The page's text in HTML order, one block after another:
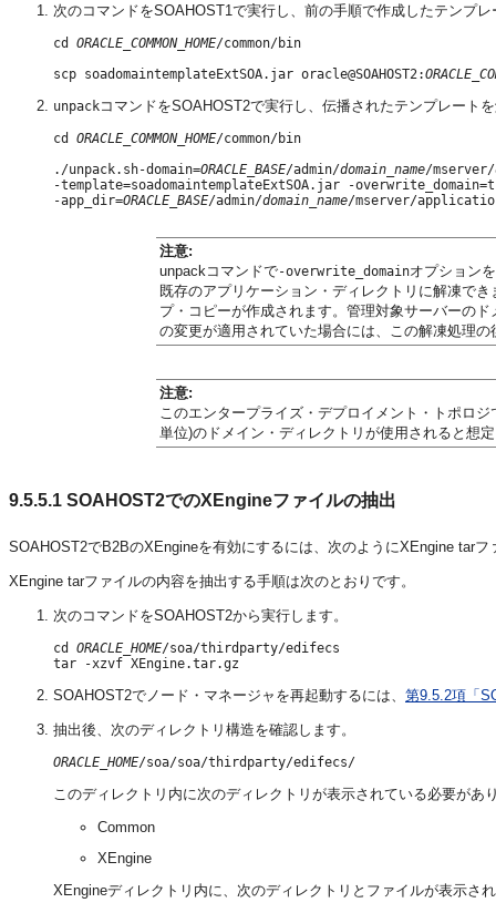
次のコマンドをSOAHOST1で実行し、前の手順で作成したテンプ
cd ORACLE_COMMON_HOME/common/bin
scp soadomaintemplateExtSOA.jar oracle@SOAHOST2:
unpackコマンドをSOAHOST2で実行し、伝播されたテンプレート
cd ORACLE_COMMON_HOME/common/bin
./unpack.sh-domain=ORACLE_BASE/admin/domain_name/mserver/
-template=soadomaintemplateExtSOA.jar -
-app_dir=ORACLE_BASE/admin/domain_name
注意:
unpackコマンドで-overwrite_domainオプション
既存のアプリケーション・ディレクトリに解凍で
プ・コピーが作成されます。管理対象サーバーの
の変更が適用されていた場合には、この解凍処理
注意:
このエンタープライズ・デプロイメント・トポロ
単位)のドメイン・ディレクトリが使用されると想
9.5.5.1 SOAHOST2でのXEngineファイルの抽出
SOAHOST2でB2BのXEngineを有効にするには、次のようにXEngine tar
XEngine tarファイルの内容を抽出する手順は次のとおりです。
次のコマンドをSOAHOST2から実行します。
cd ORACLE_HOME/soa/thirdparty/edifecs
SOAHOST2でノード・マネージャを再起動するには、 第9.5.2項「
抽出後、次のディレクトリ構造を確認します。
ORACLE_HOME
このディレクトリ内に次のディレクトリが表示されている必要があ
Common
XEngine
XEngineディレクトリ内に、次のディレクトリとファイルが表示さ